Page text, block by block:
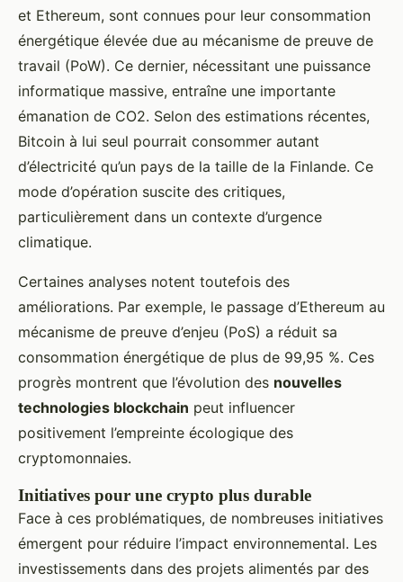
et Ethereum, sont connues pour leur consommation
énergétique élevée due au mécanisme de preuve de
travail (PoW). Ce dernier, nécessitant une puissance
informatique massive, entraîne une importante
émanation de CO2. Selon des estimations récentes,
Bitcoin à lui seul pourrait consommer autant
d’électricité qu’un pays de la taille de la Finlande. Ce
mode d’opération suscite des critiques,
particulièrement dans un contexte d’urgence
climatique.
Certaines analyses notent toutefois des
améliorations. Par exemple, le passage d’Ethereum au
mécanisme de preuve d’enjeu (PoS) a réduit sa
consommation énergétique de plus de 99,95 %. Ces
progrès montrent que l’évolution des nouvelles
technologies blockchain peut influencer
positivement l’empreinte écologique des
cryptomonnaies.
Initiatives pour une crypto plus durable
Face à ces problématiques, de nombreuses initiatives
émergent pour réduire l’impact environnemental. Les
investissements dans des projets alimentés par des